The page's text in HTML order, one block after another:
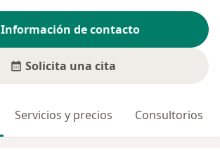
Información de contacto
Solicita una cita
Servicios y precios Consultorios